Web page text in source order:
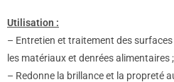
Utilisation :
– Entretien et traitement des
les matériaux et denrées alimentaires ;
– Redonne la brillance et la propreté